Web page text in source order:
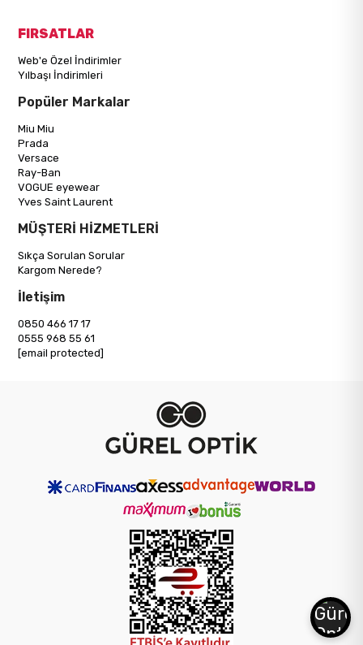
FIRSATLAR
Web'e Özel İndirimler
Yılbaşı İndirimleri
Popüler Markalar
Miu Miu
Prada
Versace
Ray-Ban
VOGUE eyewear
Yves Saint Laurent
MÜŞTERİ HİZMETLERİ
Sıkça Sorulan Sorular
Kargom Nerede?
İletişim
0850 466 17 17
0555 968 55 61
[email protected]